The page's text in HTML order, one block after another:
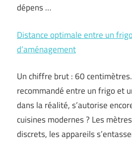
dépens …
Distance optimale entre un
d’aménagement
Un chiffre brut : 60 centimètres.
recommandé entre un frigo et
dans la réalité, s’autorise
cuisines modernes ? Les
discrets, les appareils